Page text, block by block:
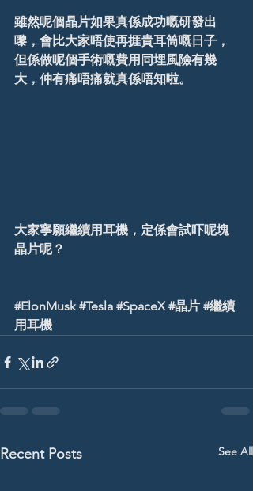
雖然呢個晶片如果真係成功嘅研發出
嚟，會比大家唔使再捱貴耳筒嘅日子，
但係做呢個手術嘅費用同埋風險有幾
大，仲有痛唔痛就真係唔知啦。
大家寧願繼續用耳機，定係會試吓呢塊
晶片呢？
#ElonMusk #Tesla #SpaceX #晶片 #繼續
用耳機
Recent Posts See All